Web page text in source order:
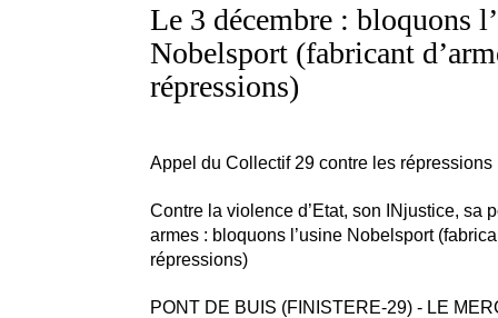
Le 3 décembre : bloquons
Nobelsport (fabricant
répressions)
Appel du Collectif 29 contre les répressions
Contre la violence d’Etat, son INjustice, sa
armes : bloquons l’usine Nobelsport
répressions)
PONT DE BUIS (FINISTERE-29) - LE